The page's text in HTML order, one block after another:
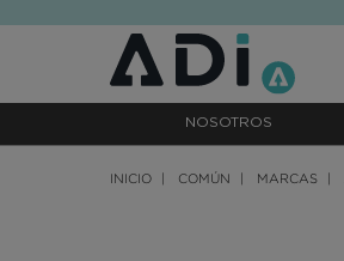
NOSOTROS
INICIO COMÚN MARCAS